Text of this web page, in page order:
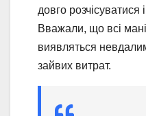
довго розчісуватися
Вважали, що всі
виявляться
зайвих витрат.